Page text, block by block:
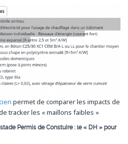
permet de comparer les impacts de
tracker les « maillons faibles »
Permis de Constuire : le « DH » pour